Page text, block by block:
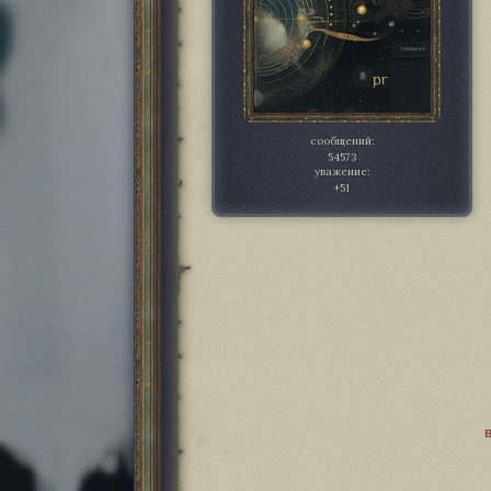
сообщений:
54573
уважение:
+51